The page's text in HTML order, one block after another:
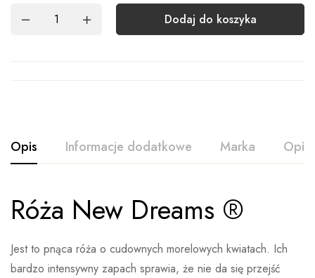
Dodaj do koszyka
Opis Informacje dodatkowe Marka
Róża New Dreams ®
Jest to pnąca róża o cudownych morelowych kwiatach. Ich
bardzo intensywny zapach sprawia, że nie da się przejść
Waga
Brak danych
Ocena i opinia
Na podstawie 1 oceny
Wystaw opinie